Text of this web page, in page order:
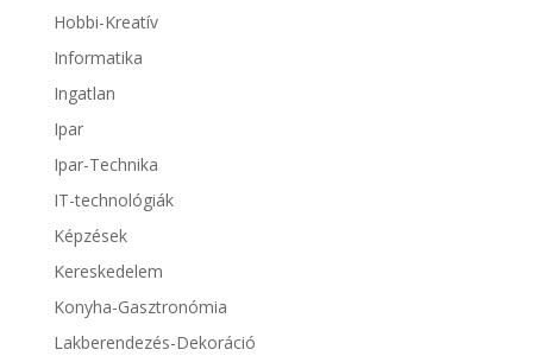
Hobbi-Kreatív
Informatika
Ingatlan
Ipar
Ipar-Technika
IT-technológiák
Képzések
Kereskedelem
Konyha-Gasztronómia
Lakberendezés-Dekoráció